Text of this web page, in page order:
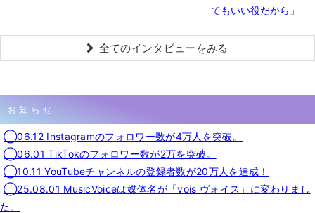
てもいい役だから」
全てのインタビューをみる
お知らせ
◯06.12 Instagramのフォロワー数が4万人を突破。
◯06.01 TikTokのフォロワー数が2万を突破。
◯10.11 YouTubeチャンネルの登録者数が20万人を達成！
◯25.08.01 MusicVoiceは媒体名が「vois ヴォイス」に変わりまし
た。